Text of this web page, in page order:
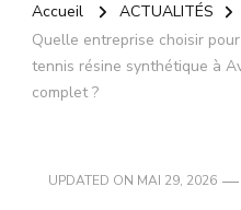
Accueil
ACTUALITÉS
Quelle entreprise choisir
tennis résine synthétique à
complet ?
UPDATED ON MAI 29, 2026